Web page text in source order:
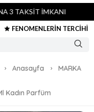
3 TAKSİT İMKANI
FENOMENLERİN TERCİHİ
Anasayfa
MARKA
Kadın Parfüm